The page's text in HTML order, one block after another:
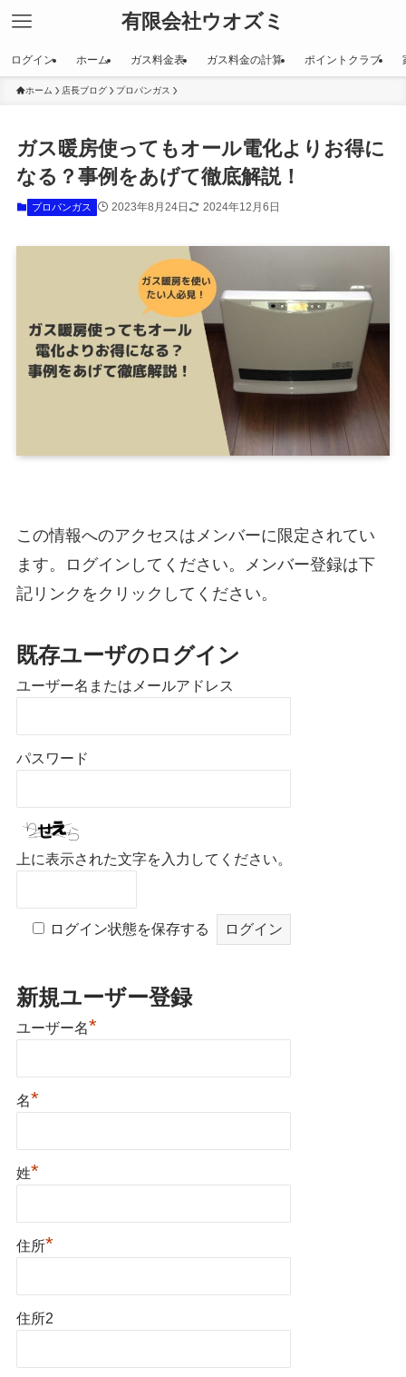
有限会社ウオズミ
ログイン ホーム ガス料金表 ガス料金の計算 ポイントクラブ
ホーム 店長ブログ プロパンガス
ガス暖房使ってもオール電化よりお得に
なる？事例をあげて徹底解説！
プロパンガス 2023年8月24日 2024年12月6日
この情報へのアクセスはメンバーに限定されてい
ます。ログインしてください。メンバー登録は下
記リンクをクリックしてください。
既存ユーザのログイン
ユーザー名またはメールアドレス
パスワード
上に表示された文字を入力してください。
ログイン状態を保存する
新規ユーザー登録
ユーザー名*
名*
姓*
住所*
住所2